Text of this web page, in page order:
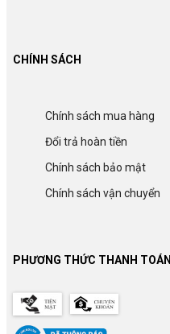
CHÍNH SÁCH
Chính sách mua hàng
Đổi trả hoàn tiền
Chính sách bảo mật
Chính sách vận chuyển
PHƯƠNG THỨC THANH TOÁN